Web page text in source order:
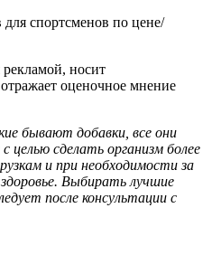
носит
оценочное мнение
бывают добавки, все они
целью сделать организм более
и при необходимости за
Выбирать лучшие
после консультации с